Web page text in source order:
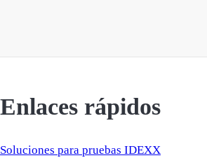
Enlaces rápidos
Soluciones para pruebas IDEXX